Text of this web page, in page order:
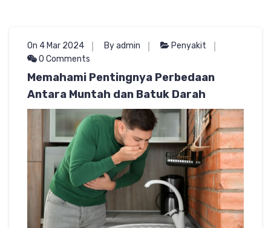
On 4 Mar 2024 By admin
Penyakit
0 Comments
Memahami Pentingnya Perbedaan
Antara Muntah dan Batuk Darah